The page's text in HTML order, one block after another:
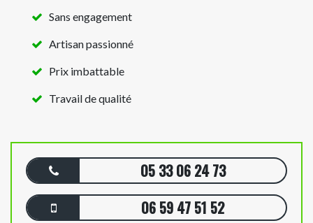
Sans engagement
Artisan passionné
Prix imbattable
Travail de qualité
05 33 06 24 73
06 59 47 51 52